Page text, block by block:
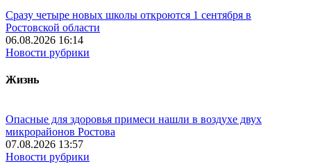
Сразу четыре новых школы откроются 1 сентября в
Ростовской области
06.08.2026 16:14
Новости рубрики
Жизнь
Опасные для здоровья примеси нашли в воздухе двух
микрорайонов Ростова
07.08.2026 13:57
Новости рубрики